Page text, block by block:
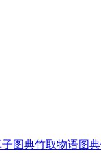
图典竹取物语图